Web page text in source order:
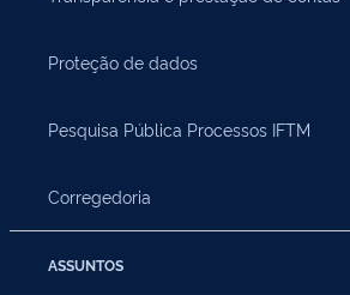
Proteção de dados
Pesquisa Pública Processos IFTM
Corregedoria
ASSUNTOS